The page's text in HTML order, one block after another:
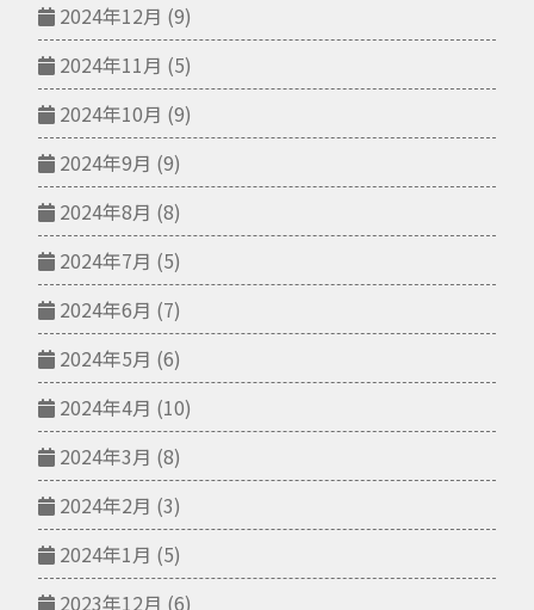
2024年12月 (9)
2024年11月 (5)
2024年10月 (9)
2024年9月 (9)
2024年8月 (8)
2024年7月 (5)
2024年6月 (7)
2024年5月 (6)
2024年4月 (10)
2024年3月 (8)
2024年2月 (3)
2024年1月 (5)
2023年12月 (6)